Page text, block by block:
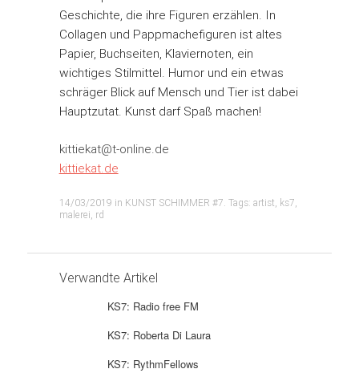
Geschichte, die ihre Figuren erzählen. In
Collagen und Pappmachefiguren ist altes
Papier, Buchseiten, Klaviernoten, ein
wichtiges Stilmittel. Humor und ein etwas
schräger Blick auf Mensch und Tier ist dabei
Hauptzutat. Kunst darf Spaß machen!
kittiekat@t-online.de
kittiekat.de
14/03/2019 in KUNST SCHIMMER #7. Tags: artist, ks7,
malerei, rd
Verwandte Artikel
KS7: Radio free FM
KS7: Roberta Di Laura
KS7: RythmFellows